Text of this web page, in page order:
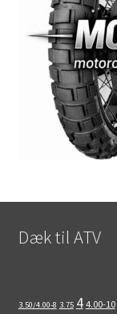
Dæk til ATV
3.50/4.00-8 3.75 4 4.00-10